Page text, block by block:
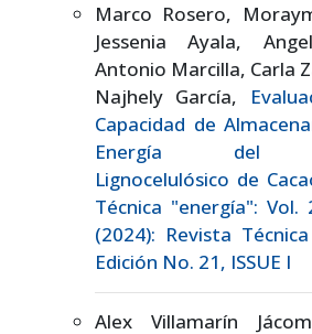
Marco Rosero,
Jessenia Ayala,
Antonio Marcilla, Carla
Najhely García,
Capacidad de
Energía del
Lignocelulósico de
Técnica "energía": Vol.
(2024): Revista
Edición No. 21, ISSUE I
Alex Villamarín